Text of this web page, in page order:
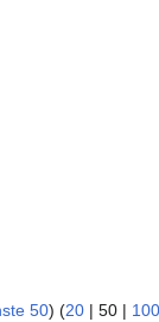
50) (20 | 50 | 100